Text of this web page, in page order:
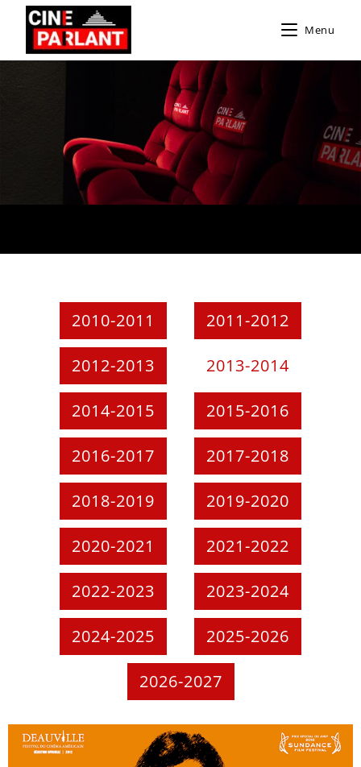
Menu
2010-2011 2011-2012
2012-2013 2013-2014
2014-2015 2015-2016
2016-2017 2017-2018
2018-2019 2019-2020
2020-2021 2021-2022
2022-2023 2023-2024
2024-2025 2025-2026
2026-2027